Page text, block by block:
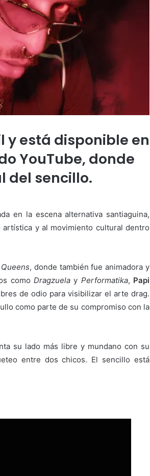
y está disponible en
YouTube, donde
del sencillo.
en la escena alternativa santiaguina,
y al movimiento cultural dentro
, donde también fue animadora y
comoDragzuela y Performatika, Papi
de odio para visibilizar el arte drag.
como parte de su compromiso con la
su lado más libre y mundano con su
entre dos chicos. El sencillo está